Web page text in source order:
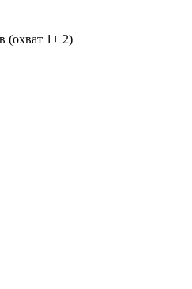
(охват 1+ 2)